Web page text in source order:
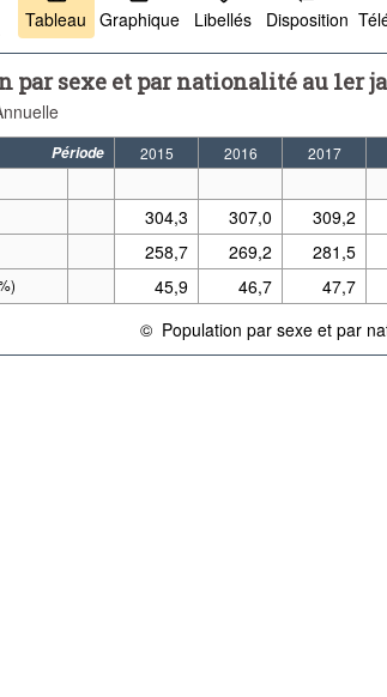
Tableau Graphique Libellés Disposition
par sexe et par nationalité au 1er
Période 2015 2016 2017
304,3 307,0 309,2
258,7 269,2 281,5
45,9 46,7 47,7
©
{link} Conditions d'utilisation
Population par sexe et par